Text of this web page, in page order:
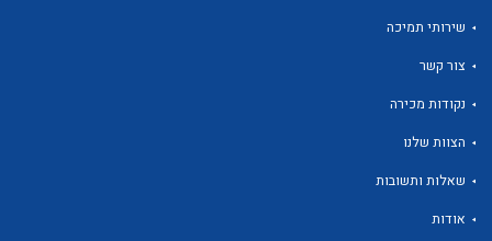
שירותי תמיכה
צור קשר
נקודות מכירה
הצוות שלנו
שאלות ותשובות
אודות